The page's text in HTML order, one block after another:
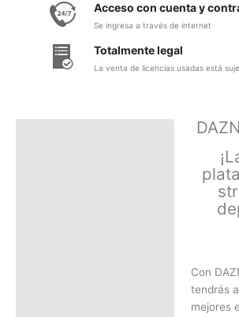
Acceso con cuenta y
Se ingresa a través de internet
Totalmente legal
La venta de licencias usadas está
Con
tendrás
mejores